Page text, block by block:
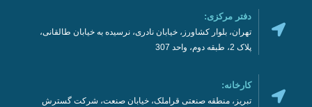
دفتر مرکزی:
تهران، بلوار کشاورز، خیابان نادری، نرسیده به خیابان طالقانی،
پلاک 2، طبقه دوم، واحد 307
کارخانه:
تبریز، منطقه صنعتی قراملک، خیابان صنعت، شرکت گسترش